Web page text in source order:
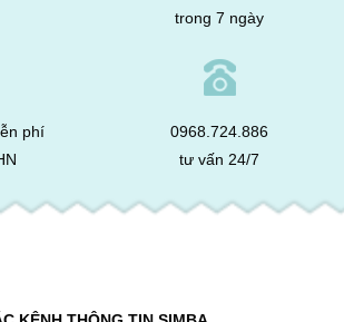
trong 7 ngày
phí
0968.724.886
tư vấn 24/7